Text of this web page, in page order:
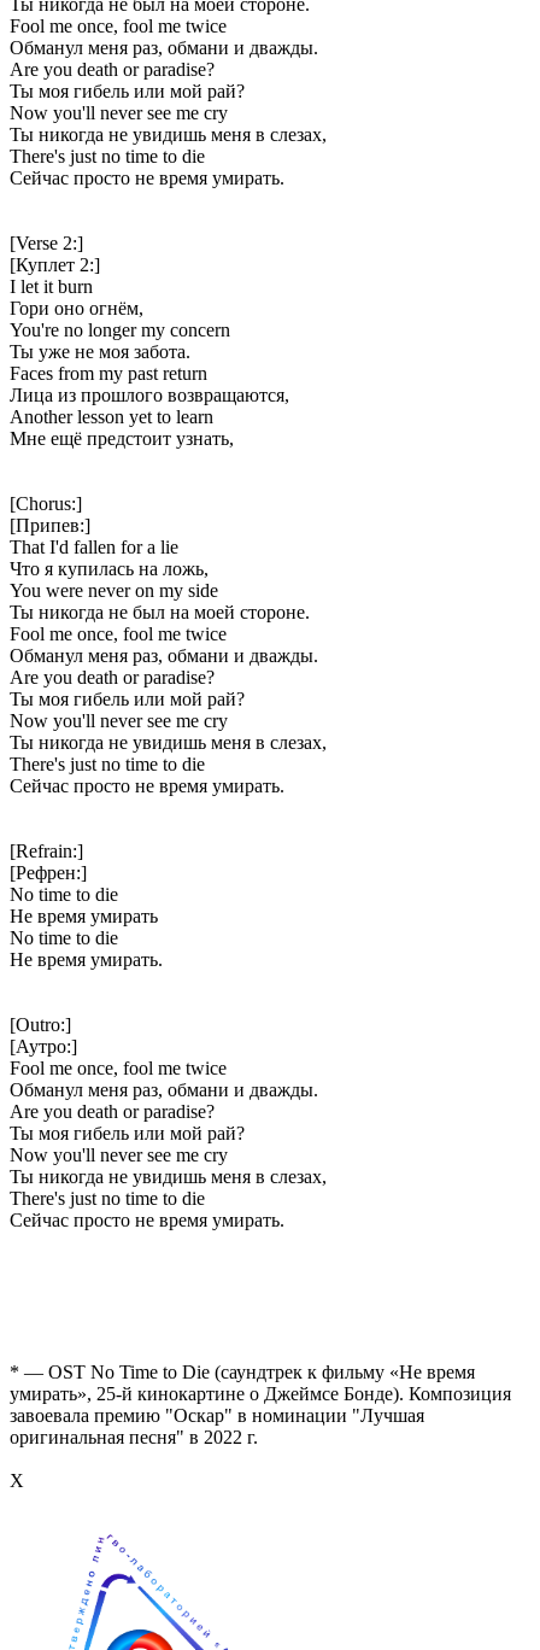
Fool me once, fool me twice
Обманул меня раз, обмани и дважды.
Are you death or paradise?
Ты моя гибель или мой рай?
Now you'll never see me cry
Ты никогда не увидишь меня в слезах,
There's just no time to die
Сейчас просто не время умирать.
[Verse 2:]
[Куплет 2:]
I let it burn
Гори оно огнём,
You're no longer my concern
Ты уже не моя забота.
Faces from my past return
Лица из прошлого возвращаются,
Another lesson yet to learn
Мне ещё предстоит узнать,
[Chorus:]
[Припев:]
That I'd fallen for a lie
Что я купилась на ложь,
You were never on my side
Ты никогда не был на моей стороне.
Fool me once, fool me twice
Обманул меня раз, обмани и дважды.
Are you death or paradise?
Ты моя гибель или мой рай?
Now you'll never see me cry
Ты никогда не увидишь меня в слезах,
There's just no time to die
Сейчас просто не время умирать.
[Refrain:]
[Рефрен:]
No time to die
Не время умирать
No time to die
Не время умирать.
[Outro:]
[Аутро:]
Fool me once, fool me twice
Обманул меня раз, обмани и дважды.
Are you death or paradise?
Ты моя гибель или мой рай?
Now you'll never see me cry
Ты никогда не увидишь меня в слезах,
There's just no time to die
Сейчас просто не время умирать.
* — OST No Time to Die (саундтрек к фильму «Не время
умирать», 25-й кинокартине о Джеймсе Бонде). Композиция
завоевала премию "Оскар" в номинации "Лучшая
оригинальная песня" в 2022 г.
Х